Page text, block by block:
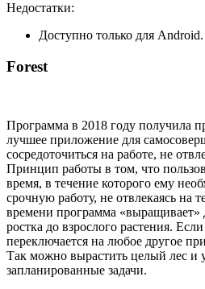
Недостатки:
Доступно только для Android.
Forest
Программа в 2018 году получила
лучшее приложение для
сосредоточиться на работе, не
Принцип работы в том, что
время, в течение которого ему
срочную работу, не отвлекаясь на
времени программа «выращивает»
ростка до взрослого растения.
переключается на любое другое
Так можно вырастить целый лес и
запланированные задачи.